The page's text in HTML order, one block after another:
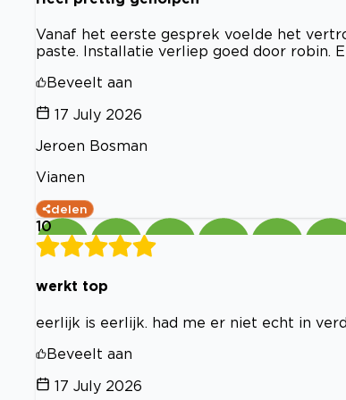
Vanaf het eerste gesprek voelde het
paste. Installatie verliep goed door robin.
Beveelt aan
17 July 2026
Jeroen Bosman
Vianen
delen
10
werkt top
eerlijk is eerlijk. had me er niet echt in
Beveelt aan
17 July 2026